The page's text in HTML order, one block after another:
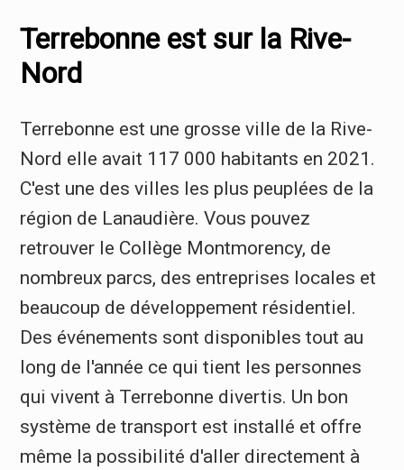
Terrebonne est sur la Rive-
Nord
Terrebonne est une grosse ville de la Rive-
Nord elle avait 117 000 habitants en 2021.
C'est une des villes les plus peuplées de la
région de Lanaudière. Vous pouvez
retrouver le Collège Montmorency, de
nombreux parcs, des entreprises locales et
beaucoup de développement résidentiel.
Des événements sont disponibles tout au
long de l'année ce qui tient les personnes
qui vivent à Terrebonne divertis. Un bon
système de transport est installé et offre
même la possibilité d'aller directement à